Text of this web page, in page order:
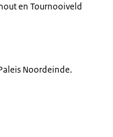
en Tournooiveld
Noordeinde.